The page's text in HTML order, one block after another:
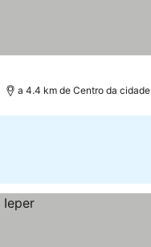
a 4.4 km de Centro da cidade